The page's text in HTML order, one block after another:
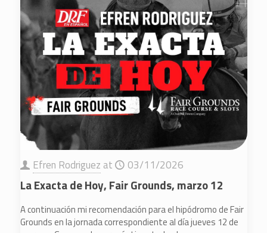
Efren Rodriguez at 03/11/2026
La Exacta de Hoy, Fair Grounds, marzo 12
A continuación mi recomendación para el hipódromo de Fair
Grounds en la jornada correspondiente al día jueves 12 de